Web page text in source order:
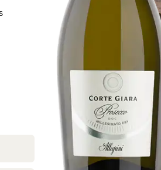
Passer à la fin de la galerie